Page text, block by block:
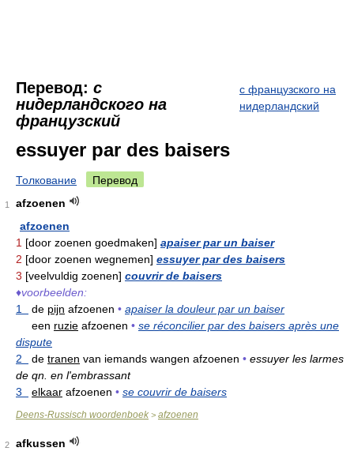
Перевод: с
нидерландского на
французский
с французского на
нидерландский
essuyer par des baisers
Толкование Перевод
1
afzoenen
afzoenen
1 [door zoenen goedmaken] apaiser par un baiser
2 [door zoenen wegnemen] essuyer par des baisers
3 [veelvuldig zoenen] couvrir de baisers
♦voorbeelden:
1
de pijn afzoenen • apaiser la douleur par un baiser
een ruzie afzoenen • se réconcilier par des baisers après une
dispute
2
de tranen van iemands wangen afzoenen • essuyer les larmes
de qn. en l'embrassant
3
elkaar afzoenen • se couvrir de baisers
Deens-Russisch woordenboek > afzoenen
2
afkussen